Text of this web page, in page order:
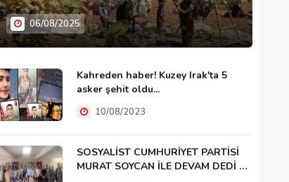
06/08/2025
Kahreden haber! Kuzey Irak'ta 5
asker şehit oldu...
10/08/2023
SOSYALİST CUMHURİYET PARTİSİ
MURAT SOYCAN İLE DEVAM DEDİ …